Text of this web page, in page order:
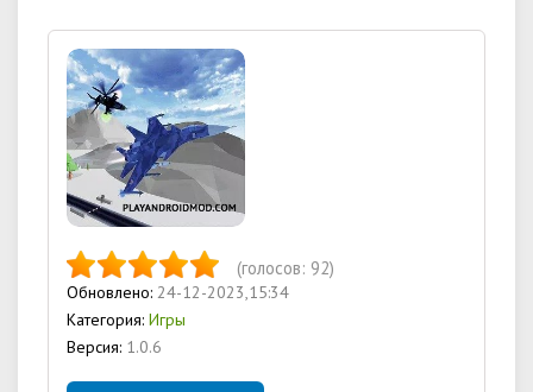
(голосов: 92)
Обновлено: 24-12-2023,15:34
Категория: Игры
Версия: 1.0.6